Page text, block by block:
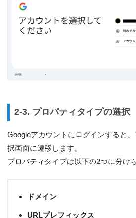
2-3. プロパティタイプの選択
Googleアカウントにログインすると
択画面に遷移します。
プロパティタイプは以下の2つに分け
ドメイン
URLプレフィックス